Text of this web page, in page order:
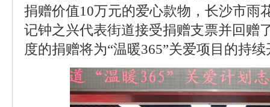
捐赠价值10万元的爱心款物，长沙市雨
记钟之兴代表街道接受捐赠支票并回赠
度的捐赠将为“温暖365”关爱项目的持